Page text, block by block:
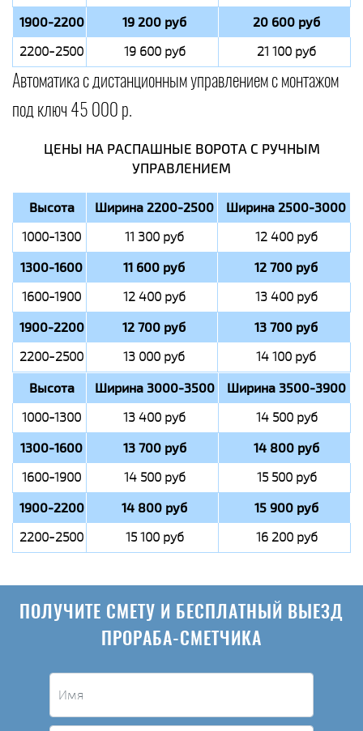
1900-2200 19 200 руб 20 600 руб
2200-2500 19 600 руб 21 100 руб
Автоматика с дистанционным управлением с монтажом
под ключ 45 000 р.
ЦЕНЫ НА РАСПАШНЫЕ ВОРОТА С РУЧНЫМ
УПРАВЛЕНИЕМ
Высота Ширина 2200-2500 Ширина 2500-3000
1000-1300 11 300 руб 12 400 руб
1300-1600 11 600 руб 12 700 руб
1600-1900 12 400 руб 13 400 руб
1900-2200 12 700 руб 13 700 руб
2200-2500 13 000 руб 14 100 руб
Высота Ширина 3000-3500 Ширина 3500-3900
1000-1300 13 400 руб 14 500 руб
1300-1600 13 700 руб 14 800 руб
1600-1900 14 500 руб 15 500 руб
1900-2200 14 800 руб 15 900 руб
2200-2500 15 100 руб 16 200 руб
ПОЛУЧИТЕ СМЕТУ И БЕСПЛАТНЫЙ ВЫЕЗД
ПРОРАБА-СМЕТЧИКА